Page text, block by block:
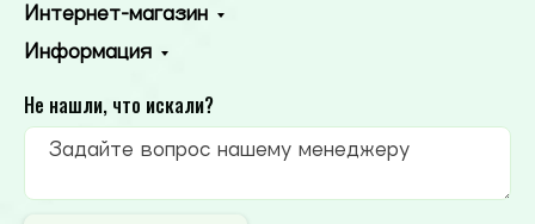
Интернет-магазин
Информация
Не нашли, что искали?